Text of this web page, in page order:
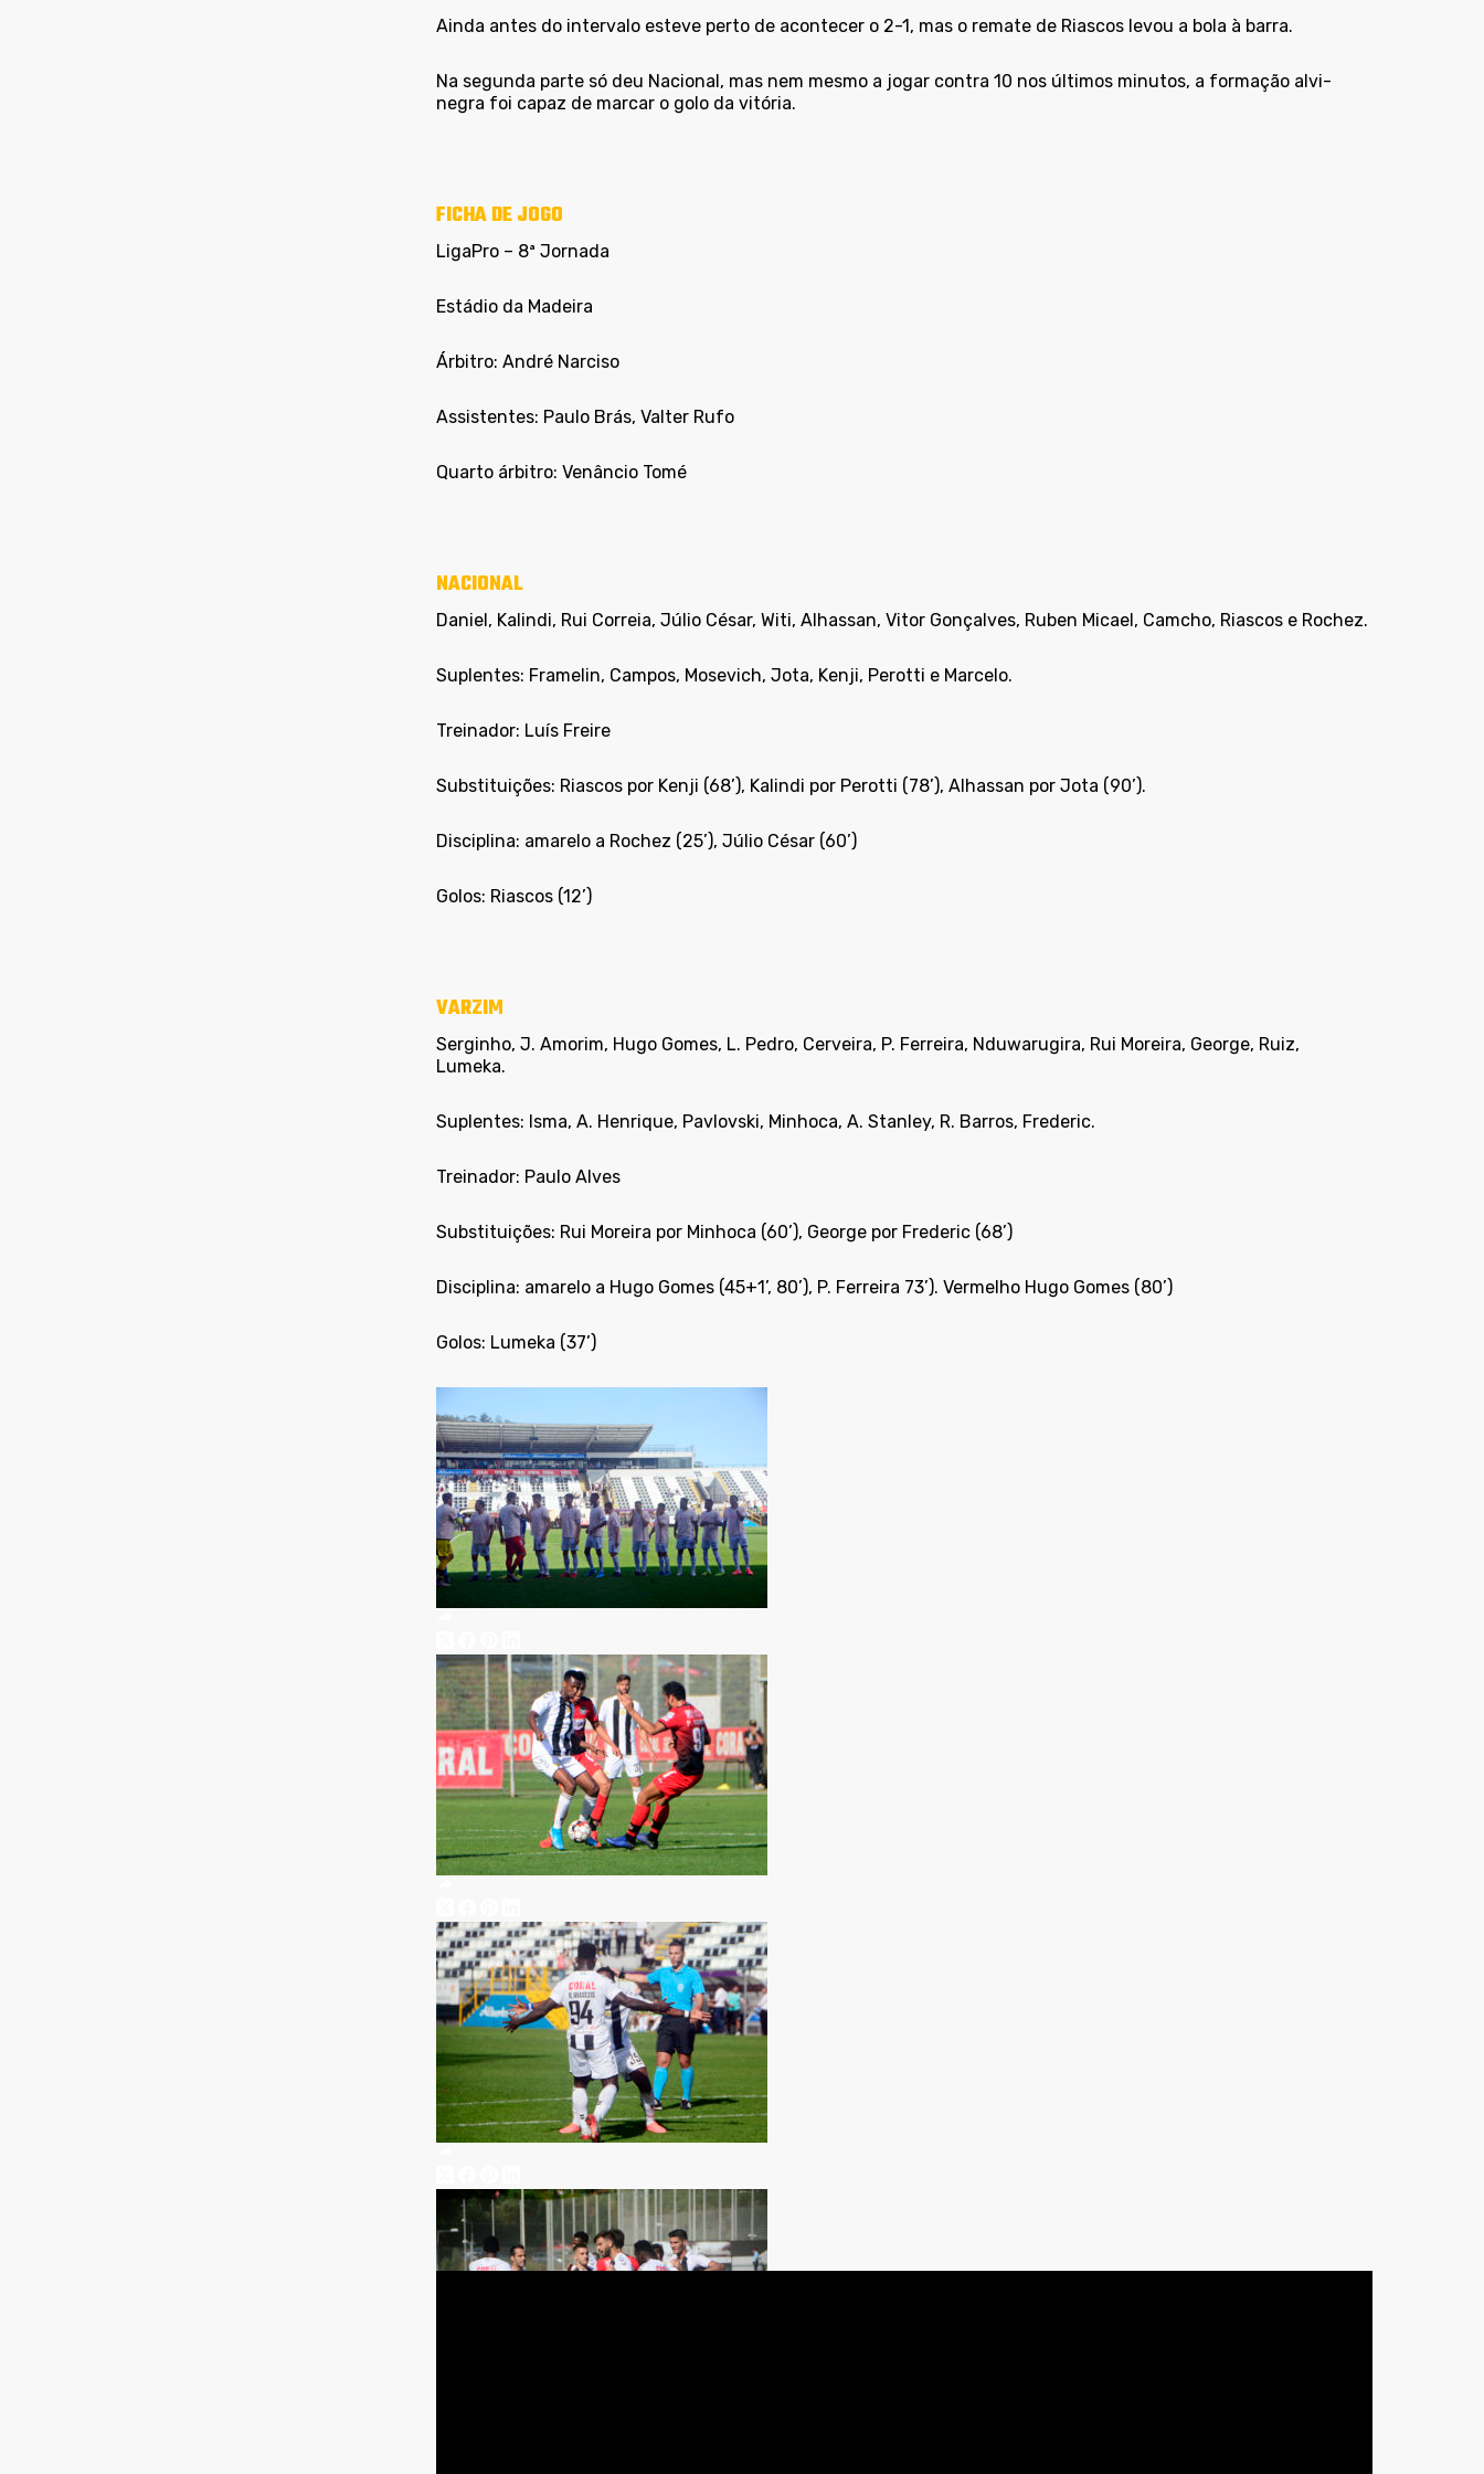
Ainda antes do intervalo esteve perto de acontecer o 2-1, mas o remate de Riascos levou a bola à barra.
Na segunda parte só deu Nacional, mas nem mesmo a jogar contra 10 nos últimos minutos, a formação alvi-
negra foi capaz de marcar o golo da vitória.
FICHA DE JOGO
LigaPro – 8ª Jornada
Estádio da Madeira
Árbitro: André Narciso
Assistentes: Paulo Brás, Valter Rufo
Quarto árbitro: Venâncio Tomé
NACIONAL
Daniel, Kalindi, Rui Correia, Júlio César, Witi, Alhassan, Vitor Gonçalves, Ruben Micael, Camcho, Riascos e Rochez.
Suplentes: Framelin, Campos, Mosevich, Jota, Kenji, Perotti e Marcelo.
Treinador: Luís Freire
Substituições: Riascos por Kenji (68’), Kalindi por Perotti (78’), Alhassan por Jota (90’).
Disciplina: amarelo a Rochez (25’), Júlio César (60’)
Golos: Riascos (12’)
VARZIM
Serginho, J. Amorim, Hugo Gomes, L. Pedro, Cerveira, P. Ferreira, Nduwarugira, Rui Moreira, George, Ruiz,
Lumeka.
Suplentes: Isma, A. Henrique, Pavlovski, Minhoca, A. Stanley, R. Barros, Frederic.
Treinador: Paulo Alves
Substituições: Rui Moreira por Minhoca (60’), George por Frederic (68’)
Disciplina: amarelo a Hugo Gomes (45+1’, 80’), P. Ferreira 73’). Vermelho Hugo Gomes (80’)
Golos: Lumeka (37’)